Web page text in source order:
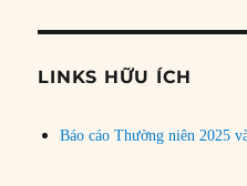
đề
LINKS HỮU ÍCH
Báo cáo Thường niên 2025